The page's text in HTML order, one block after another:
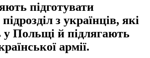
підготувати
з українців, які
у Польщі й підлягають
армії.